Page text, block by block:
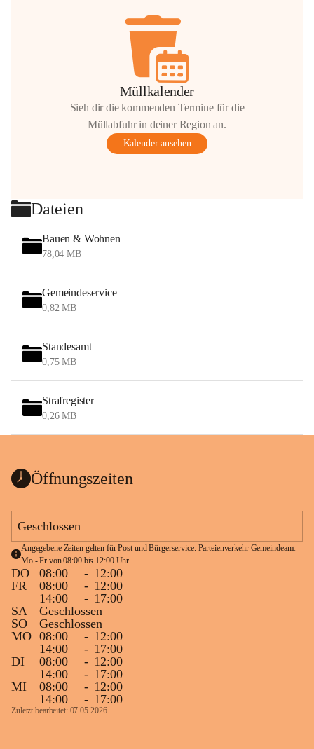
Müllkalender
Sieh dir die kommenden Termine für die
Müllabfuhr in deiner Region an.
Kalender ansehen
Dateien
Bauen & Wohnen
78,04 MB
Gemeindeservice
0,82 MB
Standesamt
0,75 MB
Strafregister
0,26 MB
Öffnungszeiten
Geschlossen
Angegebene Zeiten gelten für Post und Bürgerservice. Parteienverkehr Gemeindeamt
Mo - Fr von 08:00 bis 12:00 Uhr.
DO 08:00 - 12:00
FR
08:00 - 12:00
14:00
- 17:00
SA
Geschlossen
SO
Geschlossen
MO 08:00 - 12:00
14:00
- 17:00
DI
08:00 - 12:00
14:00
- 17:00
MI
08:00 - 12:00
14:00
- 17:00
Zuletzt bearbeitet: 07.05.2026